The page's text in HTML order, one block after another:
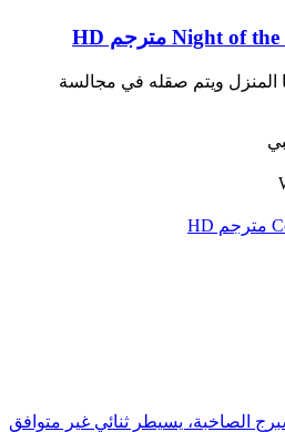
المنزل ويتم صقله في مجالسة
الصاخبة، يسيطر ثنائي غير متوافق